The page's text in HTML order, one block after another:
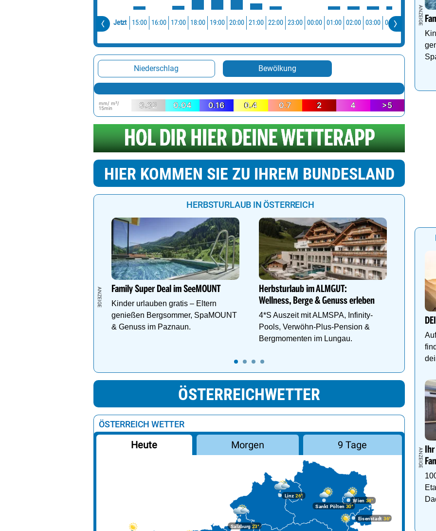
Jetzt 15:00 16:00 17:00 18:00 19:00 20:00 21:00 22:00 23:00 00:00 01:00 02:00 03:00 04:00 05:00
Niederschlag Bewölkung
mm/ m²/
15min
0.02 0.04 0.16 0.4 0.7 2 4 >5
HIER KOMMEN SIE ZU IHREM BUNDESLAND
HERBSTURLAUB IN ÖSTERREICH
Family Super Deal im SeeMOUNT
Kinder urlauben gratis – Eltern
genießen Bergsommer, SpaMOUNT
& Genuss im Paznaun.
Herbsturlaub im ALMGUT:
Wellness, Berge & Genuss erleben
4*S Auszeit mit ALMSPA, Infinity-
Pools, Verwöhn-Plus-Pension &
Bergmomenten im Lungau.
YOUR
Natur.
ÖSTERREICHWETTER
ÖSTERREICH WETTER
Heute Morgen 9 Tage
Linz 26°
Salzburg23°
Wien 34°
Eisenstadt 36°
Sankt Pölten 30°